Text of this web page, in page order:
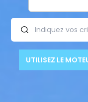
UTILISEZ LE